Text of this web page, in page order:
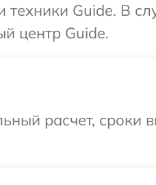
техники Guide. В
центр Guide.
расчет, сроки